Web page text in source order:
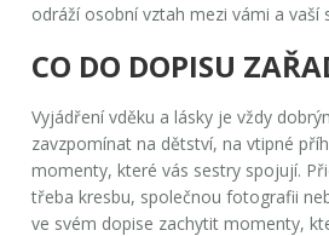
odráží osobní vztah mezi vámi a vaší
CO DO DOPISU
Vyjádření vděku a lásky je vždy
zavzpomínat na dětství, na vtipné
momenty, které vás sestry spojují.
třeba kresbu, společnou fotografii
ve svém dopise zachytit momenty,